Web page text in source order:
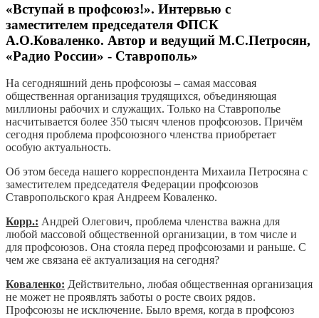
«Вступай в профсоюз!». Интервью с
заместителем председателя ФПСК
А.О.Коваленко. Автор и ведущий М.С.Петросян,
«Радио России» - Ставрополь»
На сегодняшний день профсоюзы – самая массовая
общественная организация трудящихся, объединяющая
миллионы рабочих и служащих. Только на Ставрополье
насчитывается более 350 тысяч членов профсоюзов. Причём
сегодня проблема профсоюзного членства приобретает
особую актуальность.
Об этом беседа нашего корреспондента Михаила Петросяна с
заместителем председателя Федерации профсоюзов
Ставропольского края Андреем Коваленко.
Корр.: Андрей Олегович, проблема членства важна для
любой массовой общественной организации, в том числе и
для профсоюзов. Она стояла перед профсоюзами и раньше. С
чем же связана её актуализация на сегодня?
Коваленко: Действительно, любая общественная организация
не может не проявлять заботы о росте своих рядов.
Профсоюзы не исключение. Было время, когда в профсоюз